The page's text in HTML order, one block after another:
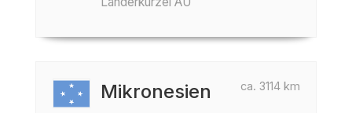
ca. 3114 km
Mikronesien